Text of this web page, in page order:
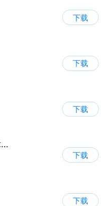
下载
下载
下载
恋爱情侣聊天话术键盘
下载
下载